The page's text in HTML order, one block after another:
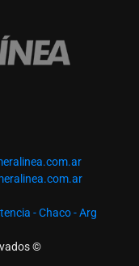
- Chaco - Arg
©